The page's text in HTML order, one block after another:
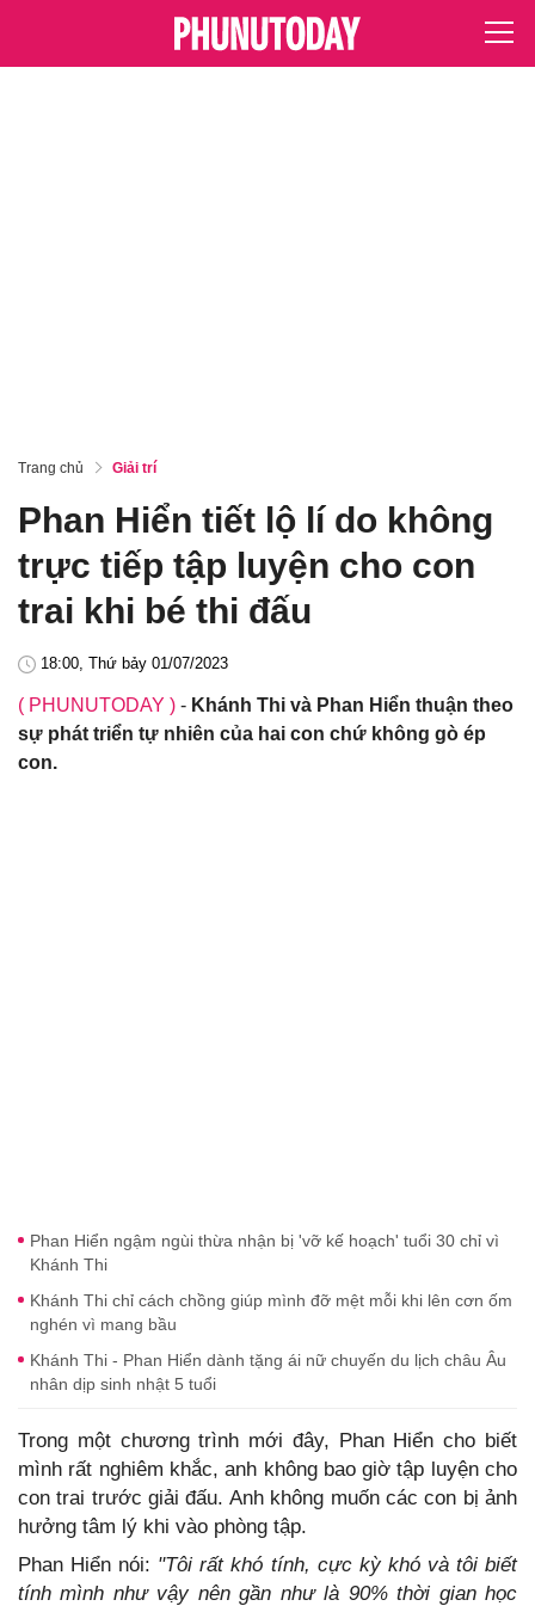
Trang chủ Giải trí
Phan Hiển tiết lộ lí do không
trực tiếp tập luyện cho con
trai khi bé thi đấu
18:00, Thứ bảy 01/07/2023
( PHUNUTODAY ) - Khánh Thi và Phan Hiển thuận theo
sự phát triển tự nhiên của hai con chứ không gò ép
con.
Phan Hiển ngậm ngùi thừa nhận bị 'vỡ kế hoạch' tuổi 30 chỉ vì
Khánh Thi
Khánh Thi chỉ cách chồng giúp mình đỡ mệt mỗi khi lên cơn ốm
nghén vì mang bầu
Khánh Thi - Phan Hiển dành tặng ái nữ chuyến du lịch châu Âu
nhân dịp sinh nhật 5 tuổi
Trong một chương trình mới đây, Phan Hiển cho biết
mình rất nghiêm khắc, anh không bao giờ tập luyện cho
con trai trước giải đấu. Anh không muốn các con bị ảnh
hưởng tâm lý khi vào phòng tập.
Phan Hiển nói: "Tôi rất khó tính, cực kỳ khó và tôi biết
tính mình như vậy nên gần như là 90% thời gian học